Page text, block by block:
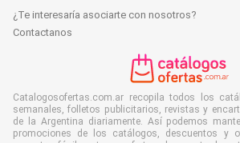
¿Te interesaría asociarte con nosotros?
Contactanos
Catalogosofertas.com.ar recopila todos los
semanales, folletos publicitarios, revistas y
de la Argentina diariamente. Así podemos
promociones de los catálogos, descuentos y